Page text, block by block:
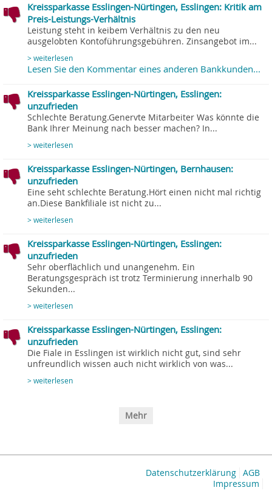
Kreissparkasse Esslingen-Nürtingen, Esslingen: Kritik am
Preis-Leistungs-Verhältnis
Leistung steht in keibem Verhältnis zu den neu
ausgelobten Kontoführungsgebühren. Zinsangebot im...
> weiterlesen
Lesen Sie den Kommentar eines anderen Bankkunden...
Kreissparkasse Esslingen-Nürtingen, Esslingen:
unzufrieden
Schlechte Beratung.Genervte Mitarbeiter Was könnte die
Bank Ihrer Meinung nach besser machen? In...
> weiterlesen
Kreissparkasse Esslingen-Nürtingen, Bernhausen:
unzufrieden
Eine seht schlechte Beratung.Hört einen nicht mal richtig
an.Diese Bankfiliale ist nicht zu...
> weiterlesen
Kreissparkasse Esslingen-Nürtingen, Esslingen:
unzufrieden
Sehr oberflächlich und unangenehm. Ein
Beratungsgespräch ist trotz Terminierung innerhalb 90
Sekunden...
> weiterlesen
Kreissparkasse Esslingen-Nürtingen, Esslingen:
unzufrieden
Die Fiale in Esslingen ist wirklich nicht gut, sind sehr
unfreundlich wissen auch nicht wirklich von was...
> weiterlesen
Mehr
AGB
Datenschutzerklärung
Impressum